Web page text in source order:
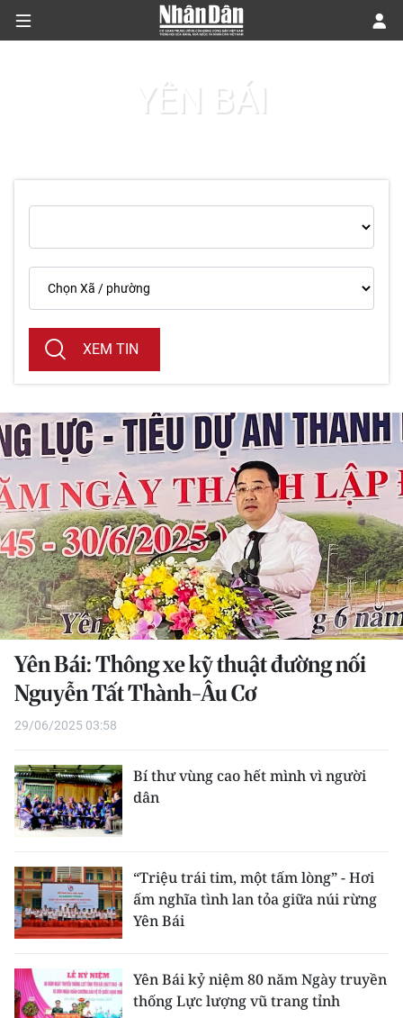
VĂN HÓA
XÃ HỘI
PHÁP LUẬT
DU LỊCH
THẾ GIỚI
THỂ THAO
GIÁO DỤC
Y TẾ
KHOA HỌC - CÔNG NGHỆ
MÔI TRƯỜNG
BẠN ĐỌC
KIỂM CHỨNG THÔNG TIN
TRI THỨC CHUYÊN SÂU
54 DÂN TỘC VIỆT NAM
CHƯƠNG TRÌNH OCOP - MỖI XÃ
MỘT SẢN PHẨM
RADIO
MEDIA CENTER
E-Magazine
YÊN BÁI
XEM TIN
Yên Bái: Thông xe kỹ thuật đường nối
Nguyễn Tất Thành-Âu Cơ
29/06/2025 03:58
Bí thư vùng cao hết mình vì người
dân
“Triệu trái tim, một tấm lòng” - Hơi
ấm nghĩa tình lan tỏa giữa núi rừng
Yên Bái
Yên Bái kỷ niệm 80 năm Ngày truyền
thống Lực lượng vũ trang tỉnh